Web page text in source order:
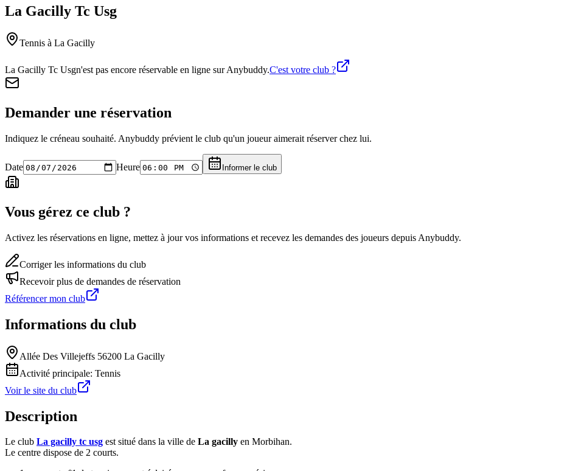
La Gacilly Tc Usg
Tennis à La Gacilly
La Gacilly Tc Usgn'est pas encore réservable en ligne sur Anybuddy.C'est votre club ?
Demander une réservation
Indiquez le créneau souhaité. Anybuddy prévient le club qu'un joueur aimerait réserver chez lui.
Date Heure Informer le club
Vous gérez ce club ?
Activez les réservations en ligne, mettez à jour vos informations et recevez les demandes des joueurs depuis Anybuddy.
Corriger les informations du club
Recevoir plus de demandes de réservation
Référencer mon club
Informations du club
Allée Des Villejeffs 56200 La Gacilly
Activité principale: Tennis
Voir le site du club
Description
Le club La gacilly tc usg est situé dans la ville de La gacilly en Morbihan.
Le centre dispose de 2 courts.